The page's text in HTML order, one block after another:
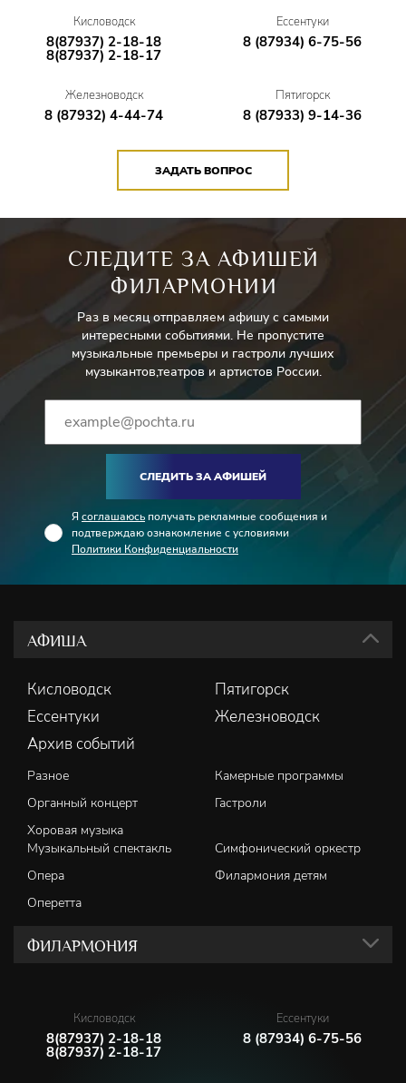
Кисловодск
8(87937) 2-18-18
8(87937) 2-18-17
Ессентуки
8 (87934) 6-75-56
Железноводск
8 (87932) 4-44-74
Пятигорск
8 (87933) 9-14-36
ЗАДАТЬ ВОПРОС
СЛЕДИТЕ ЗА АФИШЕЙ
ФИЛАРМОНИИ
Раз в месяц отправляем афишу с самыми
интересными событиями. Не пропустите
музыкальные премьеры и гастроли лучших
музыкантов,театров и артистов России.
СЛЕДИТЬ ЗА АФИШЕЙ
Я соглашаюсь получать рекламные сообщения и
подтверждаю ознакомление с условиями
Политики Конфиденциальности
АФИША
Кисловодск
Пятигорск
Ессентуки
Железноводск
Архив событий
Разное
Камерные программы
Органный концерт
Гастроли
Хоровая музыка
Музыкальный спектакль
Симфонический оркестр
Опера
Филармония детям
Оперетта
ФИЛАРМОНИЯ
Кисловодск
8(87937) 2-18-18
8(87937) 2-18-17
Ессентуки
8 (87934) 6-75-56